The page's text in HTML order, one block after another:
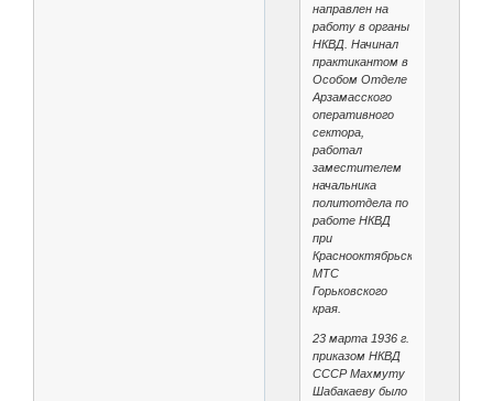
направлен на
работу в органы
НКВД. Начинал
практикантом в
Особом Отделе
Арзамасского
оперативного
сектора,
работал
заместителем
начальника
политотдела по
работе НКВД
при
Краснооктябрьской
МТС
Горьковского
края.
23 марта 1936 г.
приказом НКВД
СССР Махмуту
Шабакаеву было